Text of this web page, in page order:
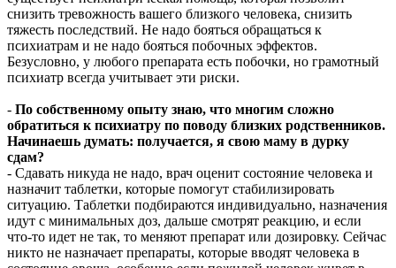
снизить тревожность вашего близкого человека, снизить
тяжесть последствий. Не надо бояться обращаться к
психиатрам и не надо бояться побочных эффектов.
Безусловно, у любого препарата есть побочки, но грамотный
психиатр всегда учитывает эти риски.
- По собственному опыту знаю, что многим сложно
обратиться к психиатру по поводу близких родственников.
Начинаешь думать: получается, я свою маму в дурку
сдам?
- Сдавать никуда не надо, врач оценит состояние человека и
назначит таблетки, которые помогут стабилизировать
ситуацию. Таблетки подбираются индивидуально, назначения
идут с минимальных доз, дальше смотрят реакцию, и если
что-то идет не так, то меняют препарат или дозировку. Сейчас
никто не назначает препараты, которые вводят человека в